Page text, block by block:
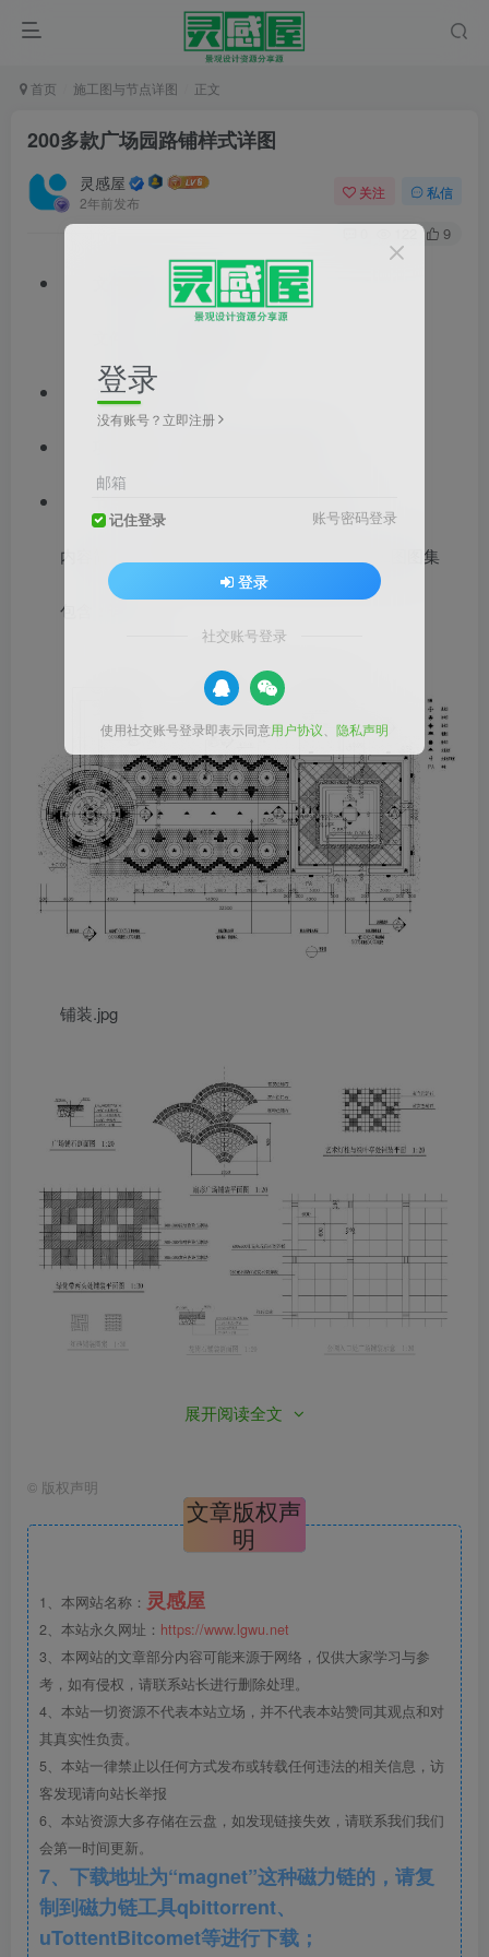
首页 施工图与节点详图 正文
200多款广场园路铺样式详图
灵感屋
2年前发布
关注 私信
9
文件格式：rar
文档类型：详图
内容简介：235款各式铺装详图剖面图cad施工图图集
包含：详图
铺装.jpg
铺装.jpg
展开阅读全文
© 版权声明
文章版权声
明
1、本网站名称： 灵感屋
2、本站永久网址： https://www.lgwu.net
3、本网站的文章部分内容可能来源于网络，仅供大家学习与参
考，如有侵权，请联系站长进行删除处理。
4、本站一切资源不代表本站立场，并不代表本站赞同其观点和对
其真实性负责。
5、本站一律禁止以任何方式发布或转载任何违法的相关信息，访
客发现请向站长举报
6、本站资源大多存储在云盘，如发现链接失效，请联系我们我们
会第一时间更新。
7、下载地址为“magnet”这种磁力链的，请复
制到磁力链工具qbittorrent、
uTottentBitcomet等进行下载；
登录
没有账号？立即注册
邮箱
记住登录 账号密码登录
登录
社交账号登录
使用社交账号登录即表示同意用户协议 隐私声明